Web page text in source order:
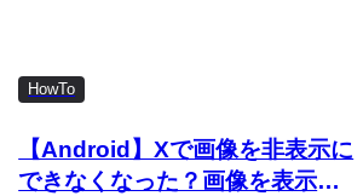
HowTo
【Android】Xで画像を非表示に
できなくなった？画像を表示し